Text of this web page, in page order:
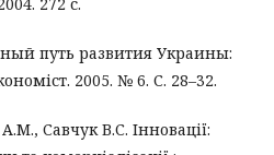
путь развития Украины:
2005. № 6. С. 28–32.
Савчук В.С. Інновації: